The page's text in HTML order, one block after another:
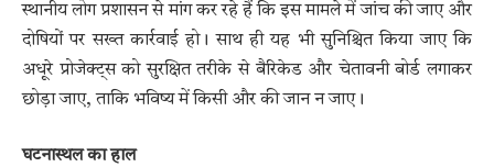
स्थानीय लोग प्रशासन से मांग कर रहे हैं कि इस मामले में जांच की जाए और
दोषियों पर सख्त कार्रवाई हो। साथ ही यह भी सुनिश्चित किया जाए कि
अधूरे प्रोजेक्ट्स को सुरक्षित तरीके से बैरिकेड और चेतावनी बोर्ड लगाकर
छोड़ा जाए, ताकि भविष्य में किसी और की जान न जाए।
घटनास्थल का हाल